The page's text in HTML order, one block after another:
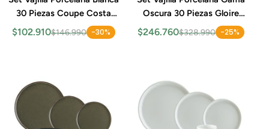
30 Piezas Coupe Costa
Verde
$102.910$146.990 -30%
Oscura 30 Piezas Gloire
Bonna
$246.760$328.990 -25%